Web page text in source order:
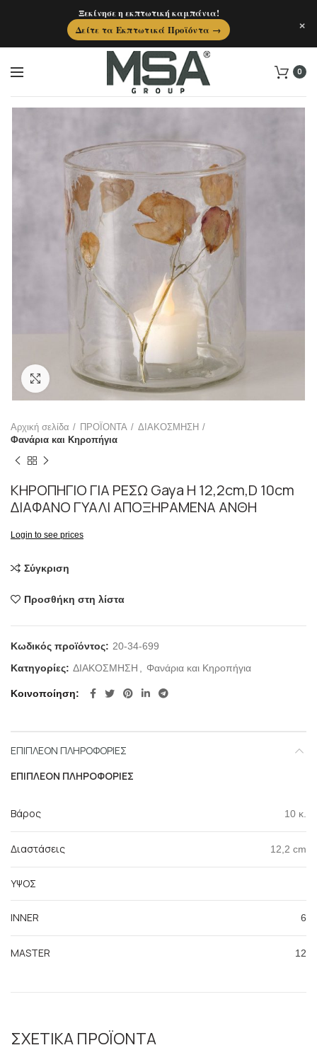
0
Click to enlarge
Αρχική σελίδα ΠΡΟΪΟΝΤΑ
ΔΙΑΚΟΣΜΗΣΗ
Φανάρια και Κηροπήγια
ΚΗΡΟΠΗΓΙΟ ΓΙΑ ΡΕΣΩ Gaya H 12,2cm,D 10cm
ΔΙΑΦΑΝΟ ΓΥΑΛΙ ΑΠΟΞΗΡΑΜΕΝΑ ΑΝΘΗ
Login to see prices
Σύγκριση
Προσθήκη στη λίστα
Κωδικός προϊόντος: 20-34-699
Κατηγορίες: ΔΙΑΚΟΣΜΗΣΗ Φανάρια και Κηροπήγια
Κοινοποίηση
ΕΠΙΠΛΈΟΝ ΠΛΗΡΟΦΟΡΊΕΣ
ΕΠΙΠΛΈΟΝ ΠΛΗΡΟΦΟΡΊΕΣ
Βάρος 10 κ.
Διαστάσεις 12,2 cm
ΥΨΟΣ
INNER 6
MASTER 12
ΣΧΕΤΙΚΆ ΠΡΟΪΌΝΤΑ
Ξεκίνησε η εκπτωτική καμπάνια!
Δείτε τα Εκπτωτικά Προϊόντα →
×